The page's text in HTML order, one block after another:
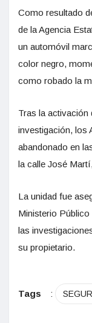
Como resultado
de la Agencia
un automóvil
color negro,
como robado la
Tras la activación
investigación, los
abandonado en
la calle José
La unidad fue
Ministerio
las
su propietario.
Tags :